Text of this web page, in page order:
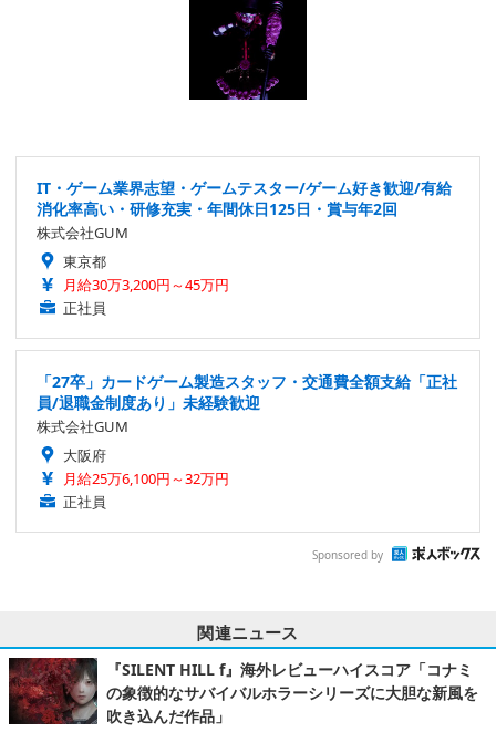
IT・ゲーム業界志望・ゲームテスター/ゲーム好き歓迎/有給
消化率高い・研修充実・年間休日125日・賞与年2回
株式会社GUM
東京都
月給30万3,200円～45万円
正社員
「27卒」カードゲーム製造スタッフ・交通費全額支給「正社
員/退職金制度あり」未経験歓迎
株式会社GUM
大阪府
月給25万6,100円～32万円
正社員
Sponsored by
関連ニュース
『SILENT HILL f』海外レビューハイスコア「コナミ
の象徴的なサバイバルホラーシリーズに大胆な新風を
吹き込んだ作品」